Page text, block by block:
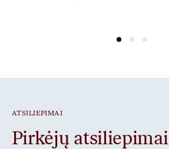
ATSILIEPIMAI
Pirkėjų atsiliepimai